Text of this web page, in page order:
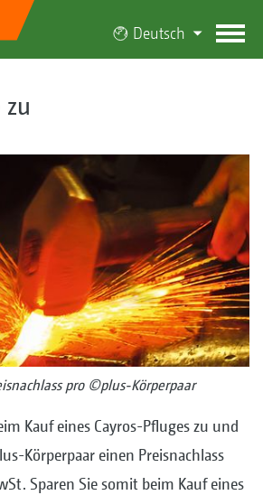
Deutsch
zu
pro ©plus-Körperpaar
Kauf eines Cayros-Pfluges zu und
Körperpaar einen Preisnachlass
Sparen Sie somit beim Kauf eines